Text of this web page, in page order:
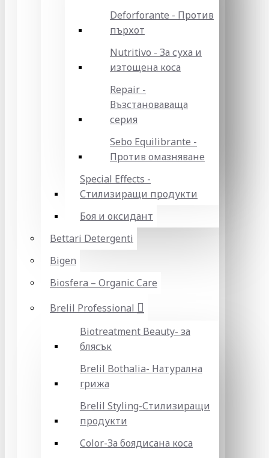
Deforforante - Против
пърхот
Nutritivo - За суха и
изтощена коса
Repair -
Възстановаваща
серия
Sebo Equilibrante -
Против омазняване
Special Effects -
Стилизиращи продукти
Боя и оксидант
Bettari Detergenti
Bigen
Biosfera – Organic Care
Brelil Professional
Biotreatment Beauty- за
блясък
Brelil Bothalia- Натурална
грижа
Brelil Styling-Стилизиращи
продукти
Color-За боядисана коса